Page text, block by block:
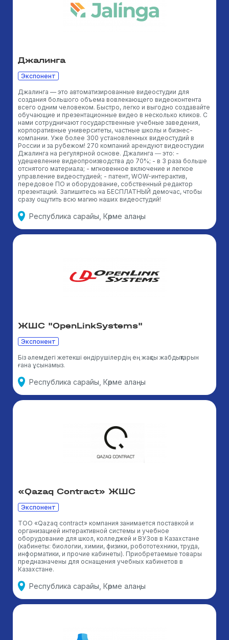
Джалинга
Экспонент
Джалинга — это автоматизированные видеостудии для
создания большого объема вовлекающего видеоконтента
всего одним человеком. Быстро, легко и выгодно создавайте
обучающие и презентационные видео в несколько кликов. С
нами сотрудничают государственные учебные заведения,
корпоративные университеты, частные школы и бизнес-
компании. Уже более 300 установленных видеостудий в
России и за рубежом! 270 компаний арендуют видеостудии
Джалинга на регулярной основе. Джалинга ― это: -
удешевление видеопроизводства до 70%; - в 3 раза больше
отснятого материала; - мгновенное включение и легкое
управление видеостудией; - патент, WOW-интерактив,
передовое ПО и оборудование, собственный редактор
презентаций. Запишитесь на БЕСПЛАТНЫЙ демочас, чтобы
сразу ощутить всю магию наших видеостудий!
Республика сарайы, Көрме алаңы
ЖШС "OpenLinkSystems"
Экспонент
Біз әлемдегі жетекші өндірушілердің ең жақсы жабдықтарын
ғана ұсынамыз.
Республика сарайы, Көрме алаңы
«Qazaq Contract» ЖШС
Экспонент
ТОО «Qazaq contract» компания занимается поставкой и
организацией интерактивной системы и учебное
оборудование для школ, колледжей и ВУЗов в Казахстане
(кабинеты: биологии, химии, физики, робототехники, труда,
информатики, и прочие кабинеты). Приобретаемые товары
предназначены для оснащения учебных кабинетов в
Казахстане.
Республика сарайы, Көрме алаңы